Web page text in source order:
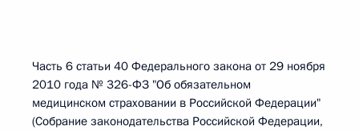
Часть 6 статьи 40 Федерального закона от 29 ноября
2010 года № 326-ФЗ "Об обязательном
медицинском страховании в Российской Федерации"
(Собрание законодательства Российской Федерации,